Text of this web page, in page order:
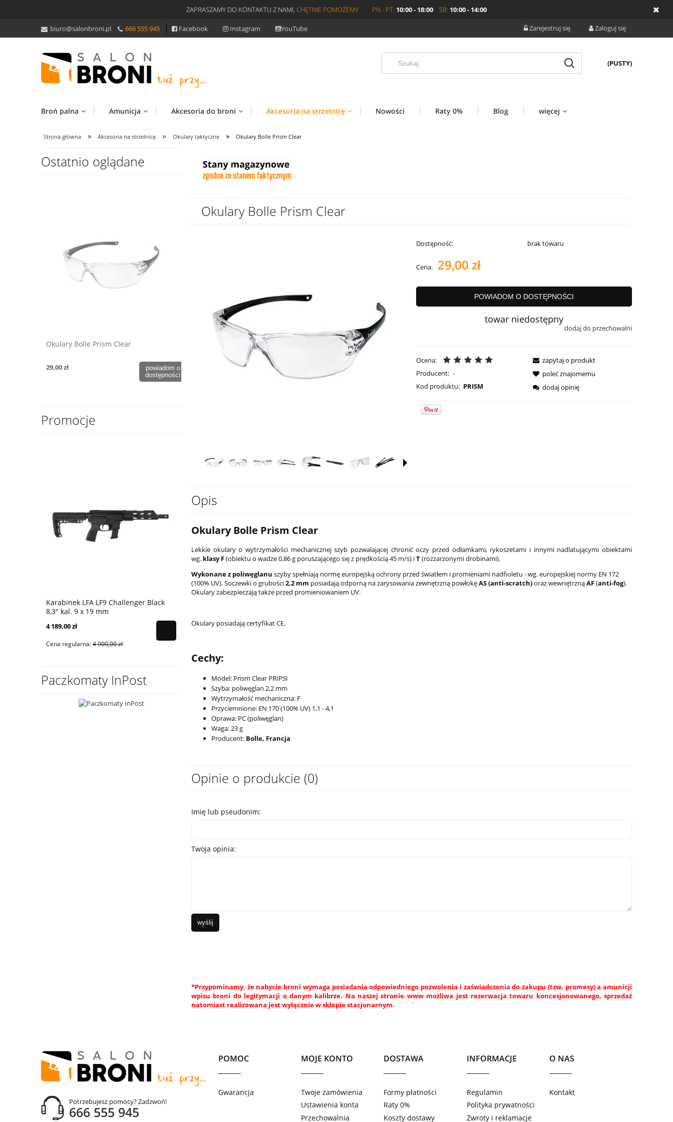
ZAPRASZAMY DO KONTAKTU Z NAMI, CHĘTNIE POMOŻEMY PN - PT: 10:00 - 18:00 SB: 10:00 - 14:00
biuro@salonbroni.pl 666 555 945 Facebook Instagram YouTube Zarejestruj się Zaloguj się
(PUSTY)
Broń palna Amunicja Akcesoria do broni Akcesoria na strzelnicę Nowości Raty 0% Blog więcej
Strona główna » Akcesoria na strzelnicę » Okulary taktyczne » Okulary Bolle Prism Clear
Ostatnio oglądane
Okulary Bolle Prism Clear
29,00 zł
powiadom o
dostępności
Promocje
Karabinek LFA LF9 Challenger Black
8,3" kal. 9 x 19 mm
4 189,00 zł
Cena regularna:4 900,00 zł
4 399,00 zł
Paczkomaty InPost
Okulary Bolle Prism Clear
Dostępność: brak towaru
Cena: 29,00 zł
POWIADOM O DOSTĘPNOŚCI
towar niedostępny
dodaj do przechowalni
Ocena:
Producent: -
Kod produktu: PRISM
zapytaj o produkt
poleć znajomemu
dodaj opinię
Opis
Okulary Bolle Prism Clear
Lekkie okulary o wytrzymałości mechanicznej szyb pozwalającej chronić oczy przed odłamkami, rykoszetami i innymi nadlatującymi obiektami
wg. klasy F(obiektu o wadze 0,86 g poruszającego się z prędkością 45 m/s) iT(rozżarzonymi drobinami).
Wykonanez poliwęglanu szyby spełniają normę europejską ochrony przed światłem i promieniami nadfioletu - wg. europejskiej normy EN 172
(100% UV). Soczewki o grubości2,2 mm posiadają odporną na zarysowania zewnętrzną powłokęAS (anti-scratch)oraz wewnętrznąAF(anti-fog).
Okulary zabezpieczają także przed promieniowaniem UV.
Okulary posiadają certyfikat CE.
Cechy:
Model: Prism Clear PRIPSI
Szyba: poliwęglan 2,2 mm
Wytrzymałość mechaniczna: F
Przyciemnione: EN 170 (100% UV) 1,1 - 4,1
Oprawa: PC (poliwęglan)
Waga: 23 g
Producent: Bolle, Francja
Opinie o produkcie (0)
Imię lub pseudonim:
Twoja opinia:
wyślij
*Przypominamy, że nabycie broni wymaga posiadania odpowiedniego pozwolenia i zaświadczenia do zakupu (tzw. promesy) a amunicji
wpisu broni do legitymacji o danym kalibrze. Na naszej stronie www możliwa jest rezerwacja towaru koncesjonowanego, sprzedaż
natomiast realizowana jest wyłącznie w sklepie stacjonarnym.
Potrzebujesz pomocy? Zadzwoń!
666 555 945
POMOC
Gwarancja
MOJE KONTO
Twoje zamówienia
Ustawienia konta
Przechowalnia
DOSTAWA
Formy płatności
Raty 0%
Koszty dostawy
INFORMACJE
Regulamin
Polityka prywatności
Zwroty i reklamacje
O NAS
Kontakt